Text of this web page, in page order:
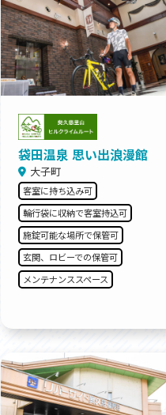
袋田温泉 思い出浪漫館
大子町
客室に持ち込み可
輪行袋に収納で客室持込可
施錠可能な場所で保管可
玄関、ロビーでの保管可
メンテナンススペース